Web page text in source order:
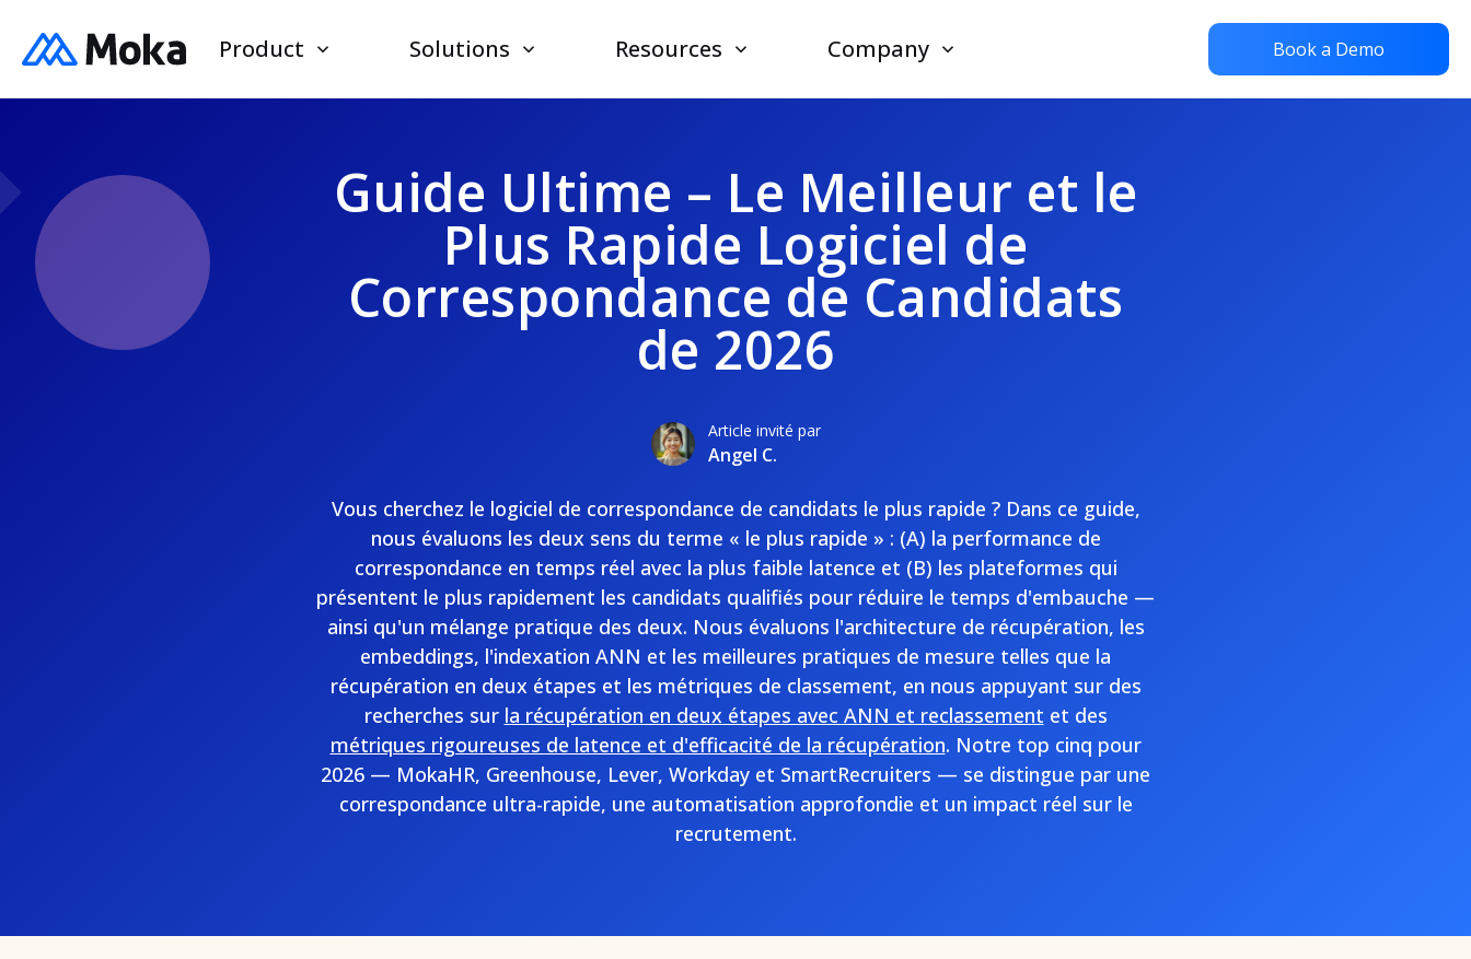
Product Solutions Resources Company Book a Demo
Guide Ultime – Le Meilleur et le
Plus Rapide Logiciel de
Correspondance de Candidats
de 2026
Article invité par
Angel C.
Vous cherchez le logiciel de correspondance de candidats le plus rapide ? Dans ce guide,
nous évaluons les deux sens du terme « le plus rapide » : (A) la performance de
correspondance en temps réel avec la plus faible latence et (B) les plateformes qui
présentent le plus rapidement les candidats qualifiés pour réduire le temps d'embauche —
ainsi qu'un mélange pratique des deux. Nous évaluons l'architecture de récupération, les
embeddings, l'indexation ANN et les meilleures pratiques de mesure telles que la
récupération en deux étapes et les métriques de classement, en nous appuyant sur des
recherches sur la récupération en deux étapes avec ANN et reclassement et des
métriques rigoureuses de latence et d'efficacité de la récupération. Notre top cinq pour
2026 — MokaHR, Greenhouse, Lever, Workday et SmartRecruiters — se distingue par une
correspondance ultra-rapide, une automatisation approfondie et un impact réel sur le
recrutement.